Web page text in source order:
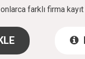
farklı firma